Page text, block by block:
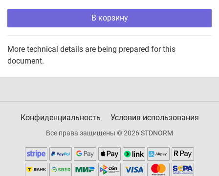
В корзину
More technical details are being prepared for this
document.
Конфиденциальность Условия использования
Все права защищены © 2026 STDNORM